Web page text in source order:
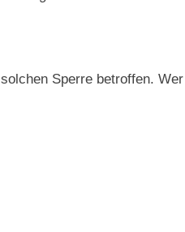
Sperre betroffen.